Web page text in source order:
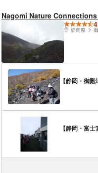
Nagomi Nature Connections
静岡県
【静岡・御
【静岡・富